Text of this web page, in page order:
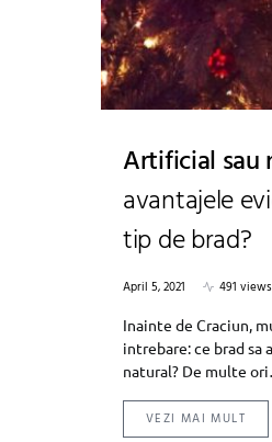
Artificial sau
avantajele
tip de brad?
April 5, 2021 491 views
Inainte de Craciun,
intrebare: ce brad sa
natural? De multe
VEZI MAI MULT